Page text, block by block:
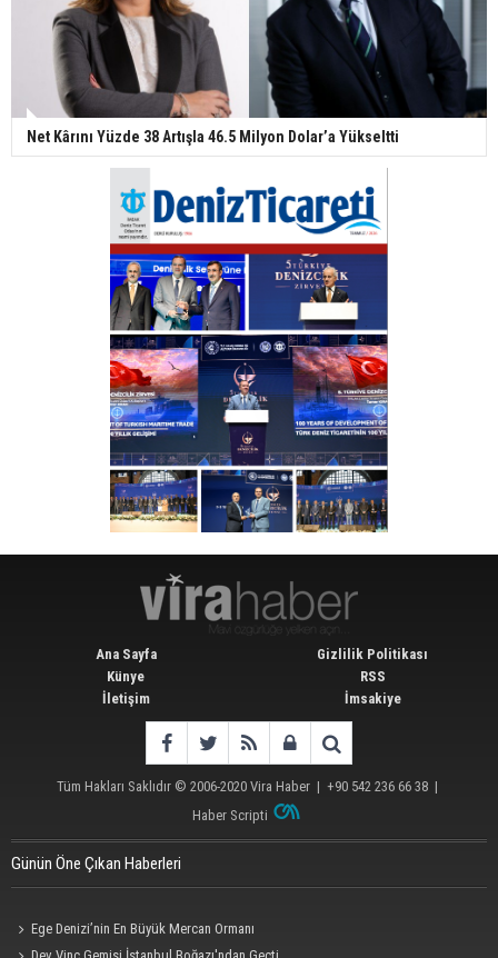
Net Kârını Yüzde 38 Artışla 46.5 Milyon Dolar’a Yükseltti
Ana Sayfa
Künye
İletişim
Gizlilik Politikası
RSS
İmsakiye
Tüm Hakları Saklıdır © 2006-2020 Vira Haber | +90 542 236 66 38 |
Haber Scripti
Günün Öne Çıkan Haberleri
Ege Denizi’nin En Büyük Mercan Ormanı